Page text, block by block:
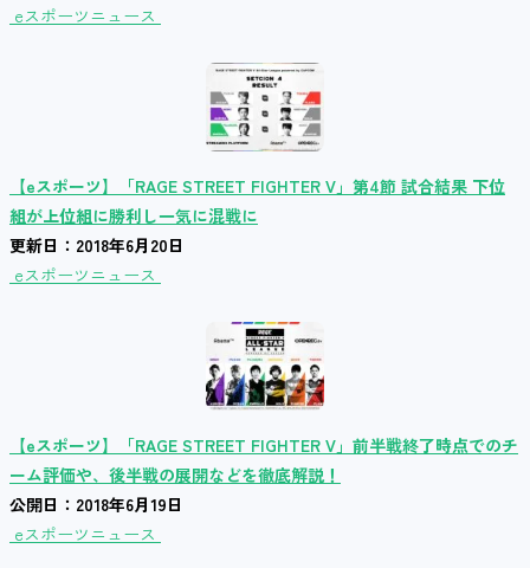
eスポーツニュース
【eスポーツ】「RAGE STREET FIGHTER V」第4節 試合結果 下位
組が上位組に勝利し一気に混戦に
更新日：2018年6月20日
eスポーツニュース
【eスポーツ】「RAGE STREET FIGHTER V」前半戦終了時点でのチ
ーム評価や、後半戦の展開などを徹底解説！
公開日：2018年6月19日
eスポーツニュース